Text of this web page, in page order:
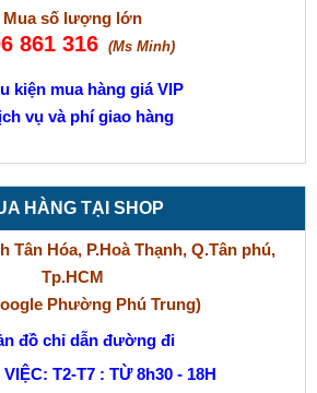
Mua số lượng lớn
861 316 (Ms Minh)
kiện mua hàng giá VIP
vụ và phí giao hàng
HÀNG TẠI SHOP
Tân Hóa, P.Hoà Thạnh, Q.Tân phú,
Tp.HCM
Phường Phú Trung)
đồ chỉ dẫn đường đi
T2-T7 : TỪ 8h30 - 18H